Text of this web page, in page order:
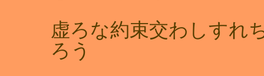
虚ろな約束交わしすれ
ろう